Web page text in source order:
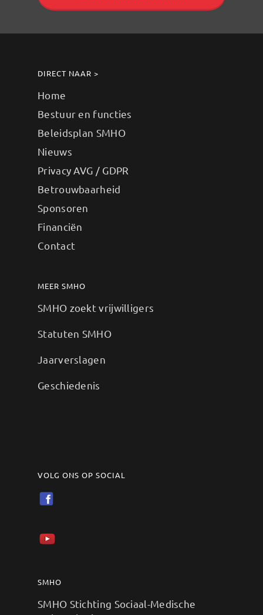
DIRECT NAAR >
Home
Bestuur en functies
Beleidsplan SMHO
Nieuws
Privacy AVG / GDPR
Betrouwbaarheid
Sponsoren
Financiën
Contact
MEER SMHO
SMHO zoekt vrijwilligers
Statuten SMHO
Jaarverslagen
Geschiedenis
VOLG ONS OP SOCIAL
SMHO
SMHO Stichting Sociaal-Medische